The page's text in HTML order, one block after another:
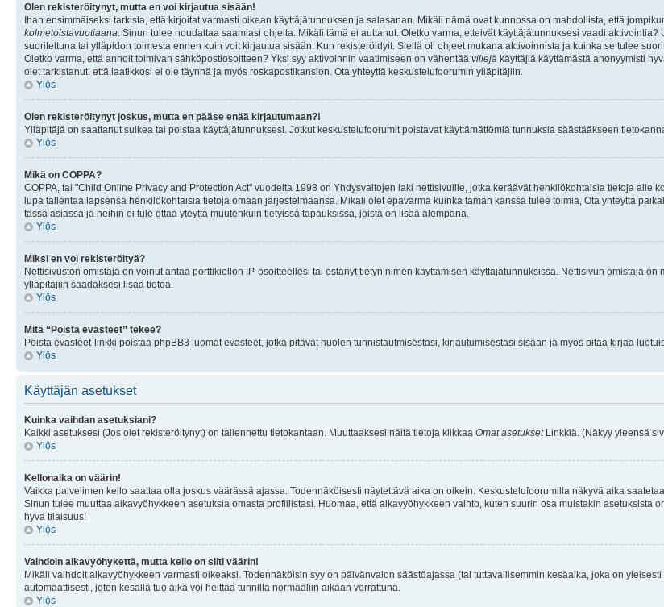
Olen rekisteröitynyt, mutta en voi kirjautua sisään!
Ihan ensimmäiseksi tarkista, että kirjoitat varmasti oikean käyttäjätunnuksen ja salasanan. Mikäli nämä ovat kunnossa on mahdollista, että
kolmetoistavuotiaana . Sinun tulee noudattaa saamiasi ohjeita. Mikäli tämä ei auttanut. Oletko varma, etteivät käyttäjätunnuksesi vaadi
suoritettuna tai ylläpidon toimesta ennen kuin voit kirjautua sisään. Kun rekisteröidyit. Siellä oli ohjeet mukana aktivoinnista ja kuinka se tulee
Oletko varma, että annoit toimivan sähköpostiosoitteen? Yksi syy aktivoinnin vaatimiseen on vähentää villejä käyttäjiä käyttämästä anonyymisti
olet tarkistanut, että laatikkosi ei ole täynnä ja myös roskapostikansion. Ota yhteyttä keskustelufoorumin ylläpitäjiin.
Ylös
Olen rekisteröitynyt joskus, mutta en pääse enää kirjautumaan?!
Ylläpitäjä on saattanut sulkea tai poistaa käyttäjätunnuksesi. Jotkut keskustelufoorumit poistavat käyttämättömiä tunnuksia säästääkseen
Ylös
Mikä on COPPA?
COPPA, tai "Child Online Privacy and Protection Act" vuodelta 1998 on Yhdysvaltojen laki nettisivuille, jotka keräävät henkilökohtaisia tietoja
lupa tallentaa lapsensa henkilökohtaisia tietoja omaan järjestelmäänsä. Mikäli olet epävarma kuinka tämän kanssa tulee toimia, Ota yhteyttä
tässä asiassa ja heihin ei tule ottaa yteyttä muutenkuin tietyissä tapauksissa, joista on lisää alempana.
Ylös
Miksi en voi rekisteröityä?
Nettisivuston omistaja on voinut antaa porttikiellon IP-osoitteellesi tai estänyt tietyn nimen käyttämisen käyttäjätunnuksissa. Nettisivun omistaja
ylläpitäjiin saadaksesi lisää tietoa.
Ylös
Mitä “Poista evästeet” tekee?
Poista evästeet-linkki poistaa phpBB3 luomat evästeet, jotka pitävät huolen tunnistautmisestasi, kirjautumisestasi sisään ja myös pitää kirjaa
Ylös
Käyttäjän asetukset
Kuinka vaihdan asetuksiani?
Kaikki asetuksesi (Jos olet rekisteröitynyt) on tallennettu tietokantaan. Muuttaaksesi näitä tietoja klikkaa Omat asetuksetLinkkiä. (Näkyy yleensä
Ylös
Kellonaika on väärin!
Vaikka palvelimen kello saattaa olla joskus väärässä ajassa. Todennäköisesti näytettävä aika on oikein. Keskustelufoorumilla näkyvä aika
Sinun tulee muuttaa aikavyöhykkeen asetuksia omasta profiilistasi. Huomaa, että aikavyöhykkeen vaihto, kuten suurin osa muistakin asetuksista
hyvä tilaisuus!
Ylös
Vaihdoin aikavyöhykettä, mutta kello on silti väärin!
Mikäli vaihdoit aikavyöhykkeen varmasti oikeaksi. Todennäköisin syy on päivänvalon säästöajassa (tai tuttavallisemmin kesäaika, joka on
automaattisesti, joten kesällä tuo aika voi heittää tunnilla normaaliin aikaan verrattuna.
Ylös